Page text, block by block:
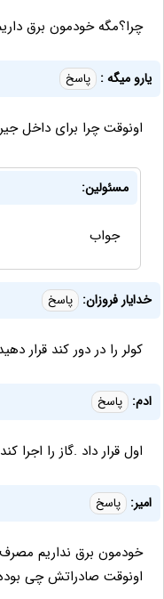
چرا؟مگه خودمون برق
یارو میگه : پاسخ
اونوقت چرا برای داخل
مسئولین:
جواب
خدایار فروزان: پاسخ
کولر را در دور کند قرار
ادم: پاسخ
اول قرار داد .گاز را اجرا
امیر: پاسخ
خودمون برق نداریم
اونوقت صادراتش چی